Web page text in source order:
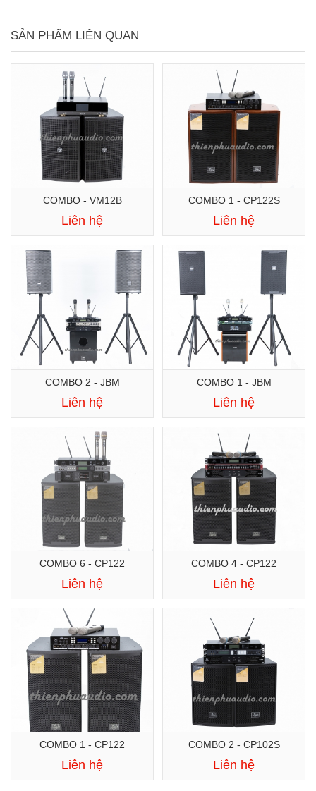
SẢN PHẨM LIÊN QUAN
COMBO - VM12B
Liên hệ
COMBO 1 - CP122S
Liên hệ
COMBO 2 - JBM
Liên hệ
COMBO 1 - JBM
Liên hệ
COMBO 6 - CP122
Liên hệ
COMBO 4 - CP122
Liên hệ
COMBO 1 - CP122
Liên hệ
COMBO 2 - CP102S
Liên hệ